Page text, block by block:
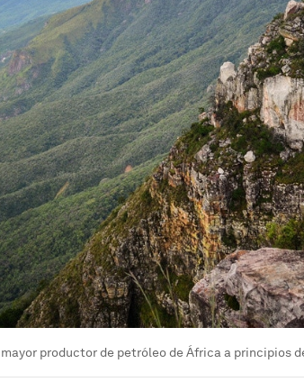
productor de petróleo de África a principios